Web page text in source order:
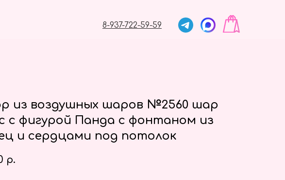
8-937-722-59-59
из воздушных шаров №2560 шар
с фигурой Панда с фонтаном из
и сердцами под потолок
р.